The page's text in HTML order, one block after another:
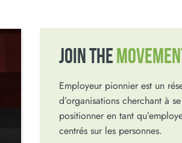
JOIN THE
Employeur pionnier est un
d’organisations cherchant à
positionner en tant
centrés sur les personnes.